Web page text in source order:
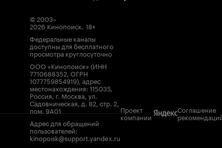
© 2003–
2026 Кинопоиск. 18+
Федеральные каналы
доступны для бесплатного
просмотра круглосуточно
ООО «Кинопоиск» (ИНН
7710688352, ОГРН
1077759854919), адрес
местонахождения: 115035,
Россия, г. Москва, ул.
Садовническая, д. 82, стр. 2,
пом. 9А01
Адрес для обращений
пользователей:
kinopoisk@support.yandex.ru
Проект
компании
Соглашение